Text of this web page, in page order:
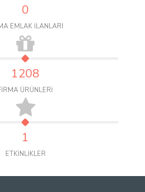
0
EMLAK İLANLARI
1208
ÜRÜNLERİ
1
ETKİNLİKLER